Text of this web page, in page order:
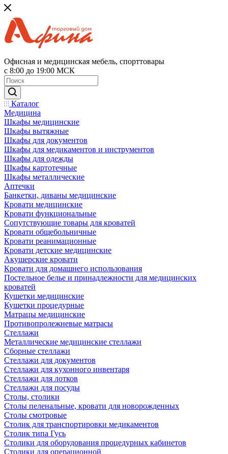
Офисная и медицинская мебель, спорттовары
с 8:00 до 19:00 МСК
Каталог
Медицина
Шкафы медицинские
Шкафы вытяжные
Шкафы для документов
Шкафы для медикаментов и инструментов
Шкафы для одежды
Шкафы картотечные
Шкафы металлические
Аптечки
Банкетки, диваны медицинские
Кровати медицинские
Кровати функциональные
Сопутствующие товары для кроватей
Кровати общебольничные
Кровати реанимационные
Кровати детские медицинские
Акушерские кровати
Кровати для домашнего использования
Постельное белье и принадлежности для медицинских
кроватей
Кушетки медицинские
Кушетки процедурные
Матрацы медицинские
Противопролежневые матрасы
Стеллажи
Металлические медицинские стеллажи
Сборные стеллажи
Стеллажи для документов
Стеллажи для кухонного инвентаря
Стеллажи для лотков
Стеллажи для посуды
Столы, столики
Столы пеленальные, кровати для новорожденных
Столы смотровые
Столик для транспортировки медикаментов
Столик типа Гусь
Столики для оборудования процедурных кабинетов
Столики для операционной